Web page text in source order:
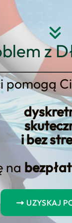
z
pomogą
i bez
na
UZYSKAJ
O nas